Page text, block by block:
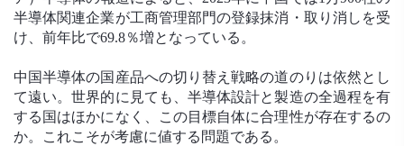
半導体関連企業が工商管理部門の登録抹消・取り消しを受
け、前年比で69.8％増となっている。
中国半導体の国産品への切り替え戦略の道のりは依然とし
て遠い。世界的に見ても、半導体設計と製造の全過程を有
する国はほかになく、この目標自体に合理性が存在するの
か。これこそが考慮に値する問題である。